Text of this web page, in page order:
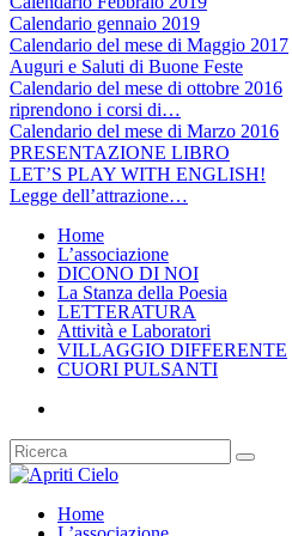
Calendario gennaio 2019
Calendario del mese di Maggio 2017
Auguri e Saluti di Buone Feste
Calendario del mese di ottobre 2016
riprendono i corsi di…
Calendario del mese di Marzo 2016
PRESENTAZIONE LIBRO
LET’S PLAY WITH ENGLISH!
Legge dell’attrazione…
Home
L’associazione
DICONO DI NOI
La Stanza della Poesia
LETTERATURA
Attività e Laboratori
VILLAGGIO DIFFERENTE
CUORI PULSANTI
Home